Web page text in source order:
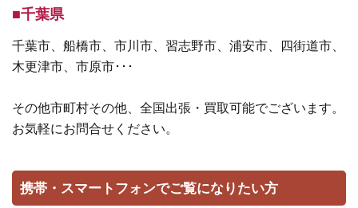
■千葉県
千葉市、船橋市、市川市、習志野市、浦安市、四街道市、
木更津市、市原市･･･
その他市町村その他、全国出張・買取可能でございます。
お気軽にお問合せください。
携帯・スマートフォンでご覧になりたい方